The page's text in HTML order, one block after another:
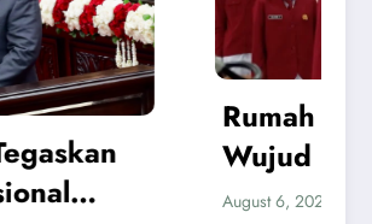
Subsidi Jadi
Komitmen
Mengisi
6, 2026 James James